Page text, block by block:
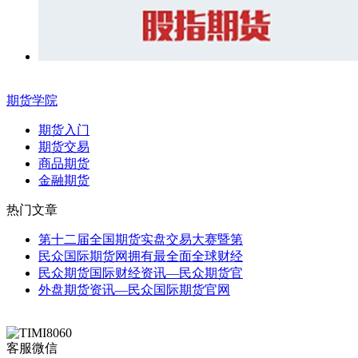
期货学院
期货入门
期货交易
商品期货
金融期货
热门文章
第十二届全国期货实盘交易大赛暨第
民众国际期货网拥有最全面全球财经
民众期货国际财经资讯—民众期货官
外盘期货资讯—民众国际期货官网
客服微信